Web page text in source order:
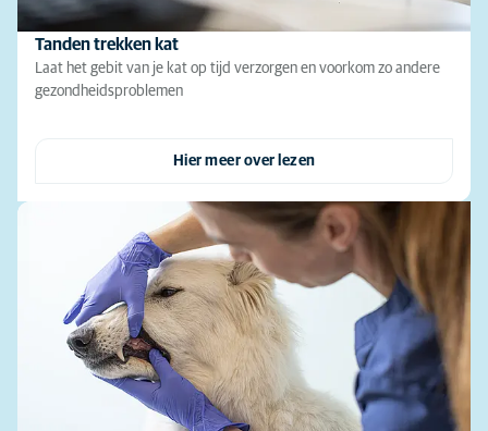
Tanden trekken kat
Laat het gebit van je kat op tijd verzorgen en voorkom zo andere
gezondheidsproblemen
Hier meer over lezen